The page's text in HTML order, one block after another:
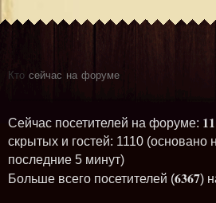
Кто сейчас на форуме
Сейчас посетителей на форуме:
скрытых и гостей: 1110 (основано
последние 5 минут)
Больше всего посетителей (6367)